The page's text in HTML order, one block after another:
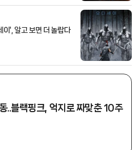
', 알고 보면 더 놀랍다
..블랙핑크, 억지로 짜맞춘 10주